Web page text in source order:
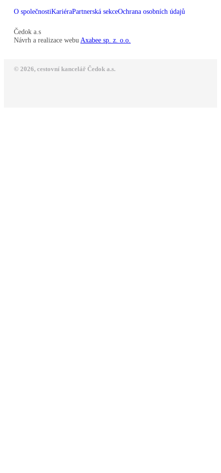
O společnostiKariéraPartnerská sekceOchrana osobních údajů
Čedok a.s
Návrh a realizace webu Axabee sp. z. o.o.
© 2026, cestovní kancelář Čedok a.s.